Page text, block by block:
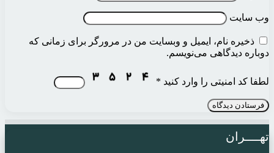
وب‌ سایت
ذخیره نام، ایمیل و وبسایت من در مرورگر برای زمانی که
دوباره دیدگاهی می‌نویسم.
لطفا کد امنیتی را وارد کنید *
تهــــران